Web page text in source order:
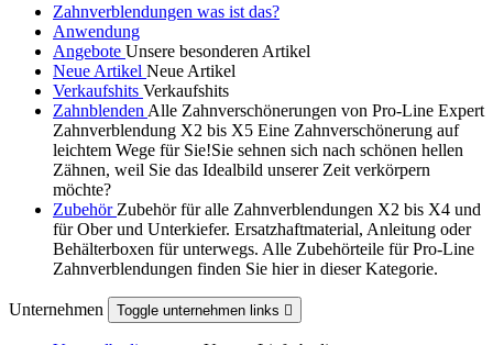
Zahnverblendungen was ist das?
Anwendung
Angebote Unsere besonderen Artikel
Neue Artikel Neue Artikel
Verkaufshits Verkaufshits
Zahnblenden Alle Zahnverschönerungen von Pro-Line Expert
Zahnverblendung X2 bis X5 Eine Zahnverschönerung auf
leichtem Wege für Sie!Sie sehnen sich nach schönen hellen
Zähnen, weil Sie das Idealbild unserer Zeit verkörpern
möchte?
Zubehör Zubehör für alle Zahnverblendungen X2 bis X4 und
für Ober und Unterkiefer. Ersatzhaftmaterial, Anleitung oder
Behälterboxen für unterwegs. Alle Zubehörteile für Pro-Line
Zahnverblendungen finden Sie hier in dieser Kategorie.
Unternehmen Toggle unternehmen links 